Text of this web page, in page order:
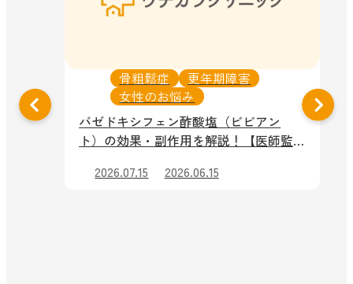
骨粗鬆症
更年期障害
女性のお悩み
バゼドキシフェン酢酸塩（ビビアン
ト）の効果・副作用を解説！【医師監
2026.07.15 2026.06.15